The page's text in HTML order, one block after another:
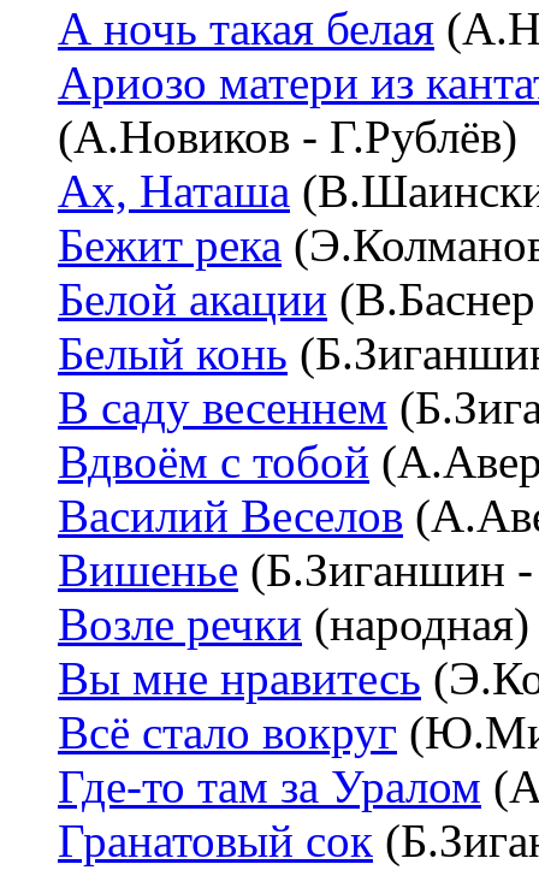
А ночь такая белая
Ариозо матери из
(А.Новиков - Г.Рублёв)
Ах, Наташа
Бежит река
Белой акации
Белый конь
В саду весеннем
Вдвоём с тобой
Василий Веселов
Вишенье (Б.Зиганшин
Возле речки (народная)
Вы мне нравитесь
Всё стало вокруг
Где-то там за Уралом
Гранатовый сок